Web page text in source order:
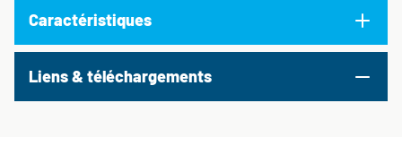
Caractéristiques
Liens & téléchargements